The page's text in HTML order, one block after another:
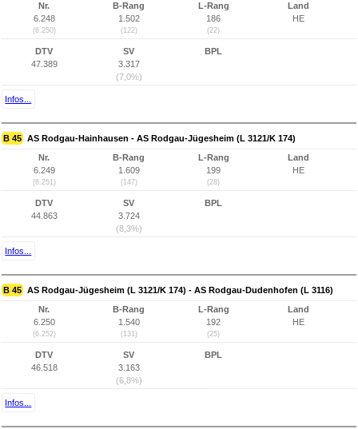
Nr.
6.248
(6.250)
B-Rang
1.502
(122)
L-Rang
186
(22)
Land
HE
DTV
47.389
SV
3.317
(7,0%)
BPL
Infos...
B 45 AS Rodgau-Hainhausen - AS Rodgau-Jügesheim (L 3121/K 174)
Nr.
6.249
(6.251)
B-Rang
1.609
(147)
L-Rang
199
(28)
Land
HE
DTV
44.863
SV
3.724
(8,3%)
BPL
Infos...
B 45 AS Rodgau-Jügesheim (L 3121/K 174) - AS Rodgau-Dudenhofen (L 3116)
Nr.
6.250
(6.252)
B-Rang
1.540
(131)
L-Rang
192
(25)
Land
HE
DTV
46.518
SV
3.163
(6,8%)
BPL
Infos...